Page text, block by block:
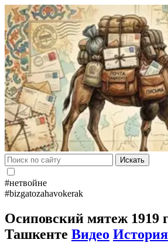
Искать
#нетвойне
#bizgatozahavokerak
Осиповский мятеж 1919
Ташкенте Видео История